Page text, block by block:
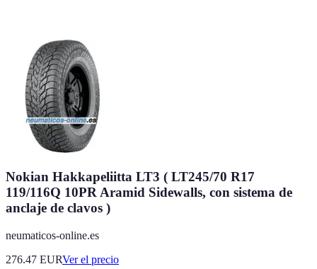
Nokian Hakkapeliitta LT3 ( LT245/70 R17
119/116Q 10PR Aramid Sidewalls, con sistema de
anclaje de clavos )
neumaticos-online.es
276.47 EURVer el precio